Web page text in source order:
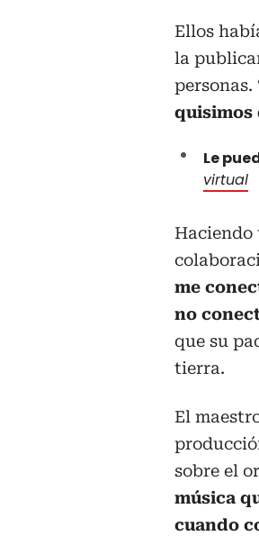
Ellos
la
personas.
quisimos
Le
virtual
Haciendo
me
no
que su
tierra.
El
sobre el
música
cuando